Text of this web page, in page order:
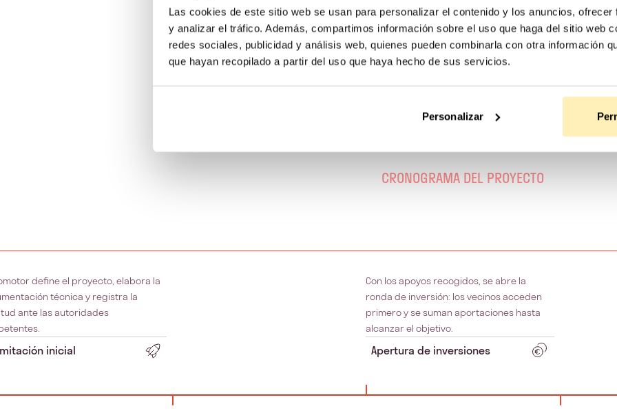
Las cookies de este sitio web se usan para personalizar el contenido y los anuncios,
y analizar el tráfico. Además, compartimos información sobre el uso que haga del sitio web
redes sociales, publicidad y análisis web, quienes pueden combinarla con otra información
que hayan recopilado a partir del uso que haya hecho de sus servicios.
Personalizar
más próspera la zona!
CRONOGRAMA DEL PROYECTO
define el proyecto, elabora la
técnica y registra la
ante las autoridades
inicial
Con los apoyos recogidos, se abre la
ronda de inversión: los vecinos acceden
primero y se suman aportaciones hasta
alcanzar el objetivo.
Apertura de inversiones